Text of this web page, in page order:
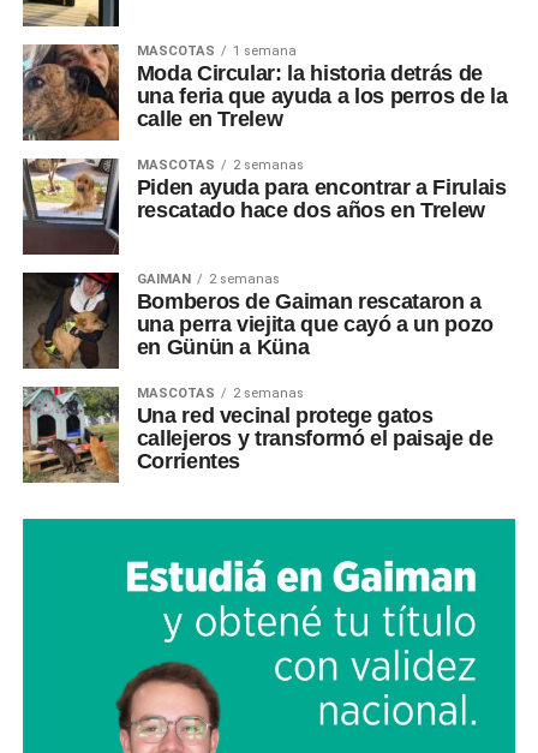
MASCOTAS 1 semana
Moda Circular: la historia detrás de
una feria que ayuda a los perros de la
calle en Trelew
MASCOTAS 2 semanas
Piden ayuda para encontrar a Firulais
rescatado hace dos años en Trelew
GAIMAN 2 semanas
Bomberos de Gaiman rescataron a
una perra viejita que cayó a un pozo
en Günün a Küna
MASCOTAS 2 semanas
Una red vecinal protege gatos
callejeros y transformó el paisaje de
Corrientes